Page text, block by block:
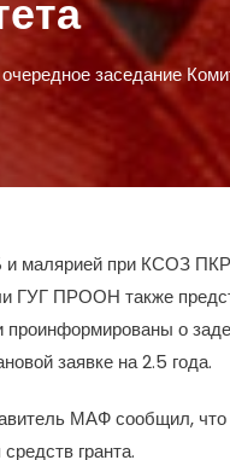
заседание
и малярией при КСОЗ
ГУГ ПРООН также
о
заявке на 2.5 года.
МАФ сообщил,
гранта.